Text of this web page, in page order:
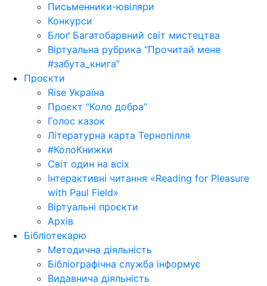
Письменники-ювіляри
Конкурси
Блоґ Багатобарвний світ мистецтва
Віртуальна рубрика “Прочитай мене
#забута_книга”
Проєкти
Rise Україна
Проєкт “Коло добра”
Голос казок
Літературна карта Тернопілля
#КолоКнижки
Світ один на всіх
Інтерактивні читання «Reading for Pleasure
with Paul Field»
Віртуальні проєкти
Архів
Бібліотекарю
Методична діяльність
Бібліографічна служба інформує
Видавнича діяльність